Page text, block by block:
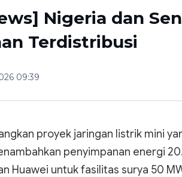
Nigeria dan
Terdistribusi
09:39
proyek jaringan listrik mini
penyimpanan energi
Huawei untuk fasilitas surya 50